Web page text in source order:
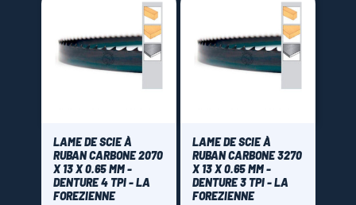
LAME DE SCIE À
RUBAN CARBONE 2070
X 13 X 0.65 MM -
DENTURE 4 TPI - LA
FOREZIENNE
LAME DE SCIE À
RUBAN CARBONE 3270
X 13 X 0.65 MM -
DENTURE 3 TPI - LA
FOREZIENNE